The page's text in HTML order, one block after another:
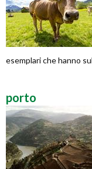
esemplari che hanno
porto